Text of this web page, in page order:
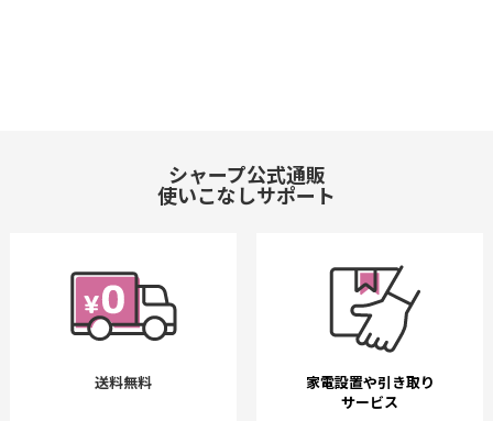
シャープ公式通販
使いこなしサポート
送料無料
家電設置や引き取り
サービス